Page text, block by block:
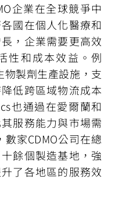
企業在全球競爭中
國在個人化醫療和
，企業需要更高效
性和成本效益。例
製劑生產設施，支
低跨區域物流成本
也通過在愛爾蘭和
服務能力與市場需
家CDMO公司在總
餘個製造基地，強
了各地區的服務效